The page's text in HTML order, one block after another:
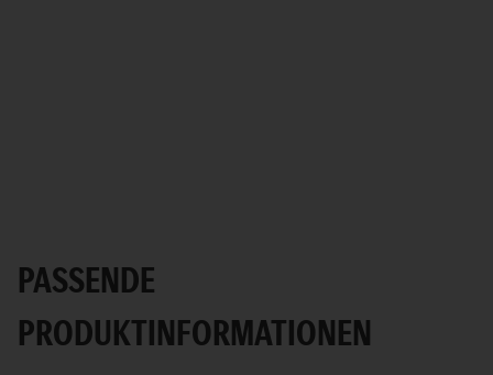
PASSENDE
PRODUKTINFORMATIONEN